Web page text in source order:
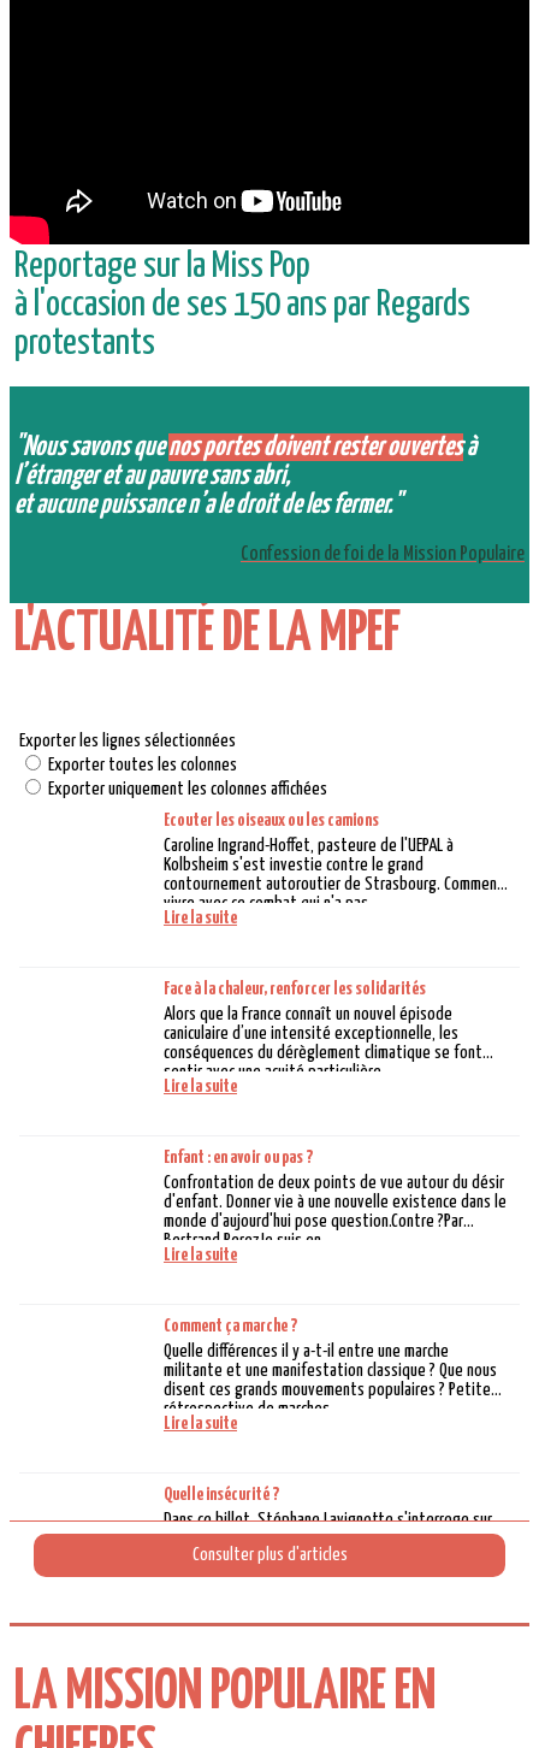
Reportage sur la Miss Pop
à l'occasion de ses 150 ans par Regards
protestants
"Nous savons quenos portes doivent rester ouvertesà
l’étranger et au pauvre sans abri,
et aucune puissance n’a le droit de les fermer."
Confession de foi de la Mission Populaire
L'ACTUALITÉ DE LA MPEF
LA MISSION POPULAIRE EN